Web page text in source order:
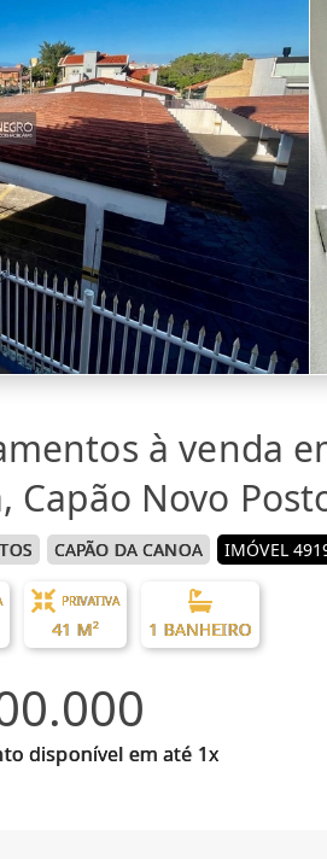
à venda
Capão Novo
CAPÃO DA CANOA IMÓVEL
PRIVATIVA
41 M² 1 BANHEIRO
disponível em até 1x